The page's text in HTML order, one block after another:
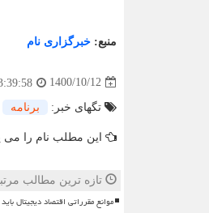
منبع: خبرگزاری نام
1400/10/12
تگهای خبر: برنامه
این مطلب نام را می
تازه ترین مطالب
موانع مقرراتی اقتصاد دیجیتال